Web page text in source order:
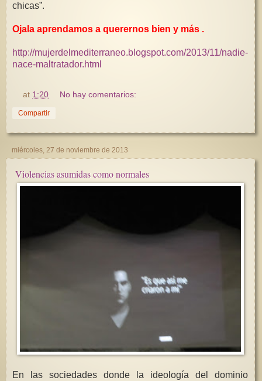
chicas”.
Ojala aprendamos a querernos bien y más .
http://mujerdelmediterraneo.blogspot.com/2013/11/nadie-
nace-maltratador.html
at 1:20 No hay comentarios:
Compartir
miércoles, 27 de noviembre de 2013
Violencias asumidas como normales
En las sociedades donde la ideología del dominio